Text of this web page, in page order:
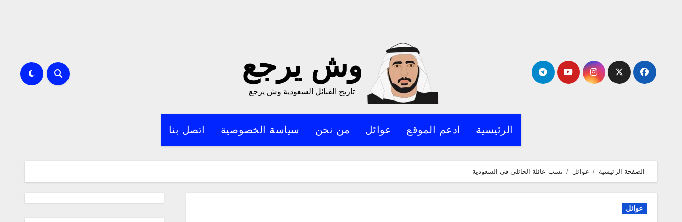
وش يرجع
تاريخ القبائل السعودية وش يرجع
الرئيسية ادعم الموقع عوائل من نحن سياسة الخصوصية اتصل بنا
الصفحة الرئيسية عوائل نسب عائلة الحائلي في السعودية
عوائل